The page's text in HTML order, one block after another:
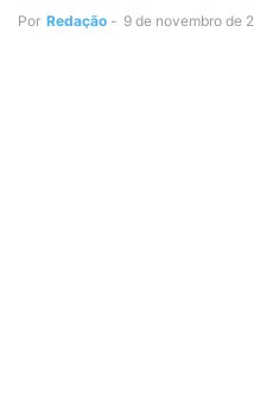
Por Redação - 9 de novembro de